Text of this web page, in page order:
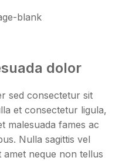
dolor
sed consectetur sit
et consectetur ligula,
malesuada fames ac
Nulla sagittis vel
amet neque non tellus